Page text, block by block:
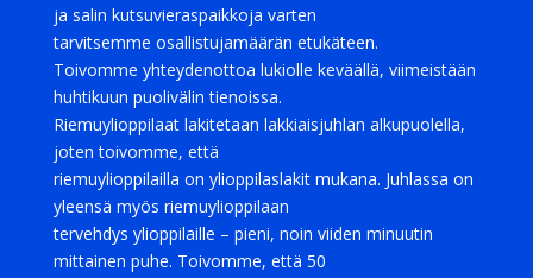
ja salin kutsuvieraspaikkoja varten
tarvitsemme osallistujamäärän etukäteen.
Toivomme yhteydenottoa lukiolle keväällä, viimeistään
huhtikuun puolivälin tienoissa.
Riemuylioppilaat lakitetaan lakkiaisjuhlan alkupuolella,
joten toivomme, että
riemuylioppilailla on ylioppilaslakit mukana. Juhlassa on
yleensä myös riemuylioppilaan
tervehdys ylioppilaille – pieni, noin viiden minuutin
mittainen puhe. Toivomme, että 50